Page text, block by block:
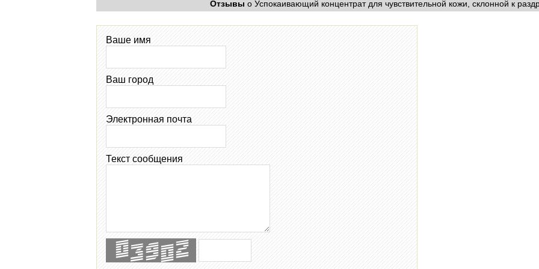
Отзывы о Успокаивающий концентрат для чувствительной кожи, склонной к
Ваше имя
Ваш город
Электронная почта
Текст сообщения